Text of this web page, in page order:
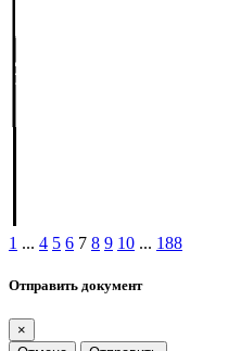
1 ... 4 5 6 7 8 9 10 ... 188
Отправить документ
×